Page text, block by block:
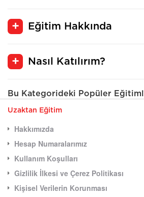
Eğitim Hakkında
Nasıl Katılırım?
Bu Kategorideki Popüler
Uzaktan Eğitim
Hakkımızda
Hesap Numaralarımız
Kullanım Koşulları
Gizlilik İlkesi ve Çerez Politikası
Kişisel Verilerin Korunması